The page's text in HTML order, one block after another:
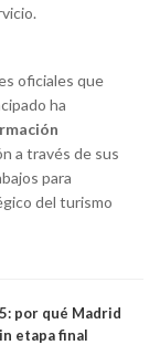
oficiales que
ha
a través de sus
para
del turismo
por qué Madrid
etapa final